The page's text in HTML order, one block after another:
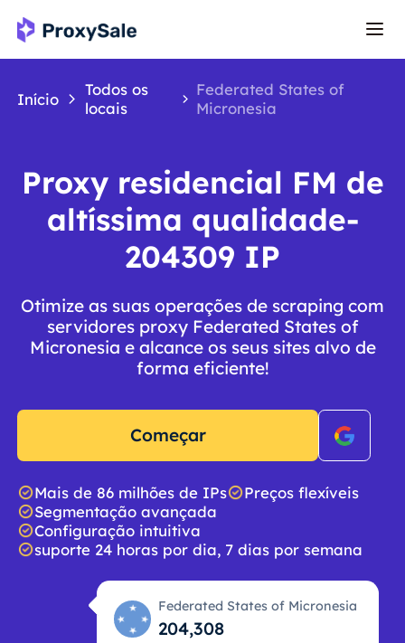
Início
Todos os
locais
Federated States of
Micronesia
Proxy residencial FM de
altíssima qualidade-
204309 IP
Otimize as suas operações de scraping com
servidores proxy Federated States of
Micronesia e alcance os seus sites alvo de
forma eficiente!
Começar
Mais de 86 milhões de IPs
Preços flexíveis
Segmentação avançada
Configuração intuitiva
suporte 24 horas por dia, 7 dias por semana
Federated States of Micronesia
204,309